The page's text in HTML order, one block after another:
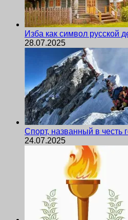
Изба как символ русской
28.07.2025
Спорт, названный в честь
24.07.2025